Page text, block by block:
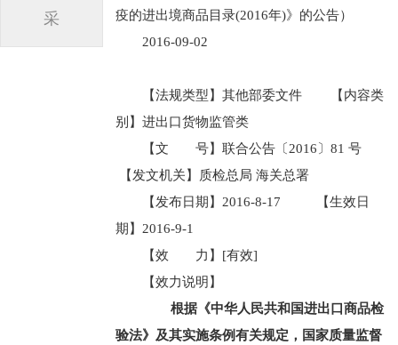
采
疫的进出境商品目录(2016年)》的公告）
2016-09-02
【法规类型】其他部委文件 【内容类
别】进出口货物监管类
【文 号】联合公告〔2016〕81 号
【发文机关】质检总局 海关总署
【发布日期】2016-8-17 【生效日
期】2016-9-1
【效 力】[有效]
【效力说明】
根据《中华人民共和国进出口商品检
验法》及其实施条例有关规定，国家质量监督